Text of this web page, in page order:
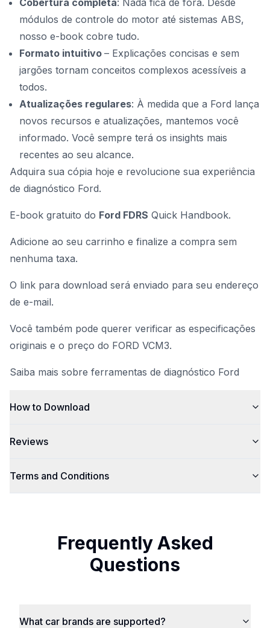
Cobertura completa: Nada fica de fora. Desde
módulos de controle do motor até sistemas ABS,
nosso e-book cobre tudo.
Formato intuitivo – Explicações concisas e sem
jargões tornam conceitos complexos acessíveis a
todos.
Atualizações regulares: À medida que a Ford lança
novos recursos e atualizações, mantemos você
informado. Você sempre terá os insights mais
recentes ao seu alcance.
Adquira sua cópia hoje e revolucione sua experiência
de diagnóstico Ford.
E-book gratuito do Ford FDRS Quick Handbook.
Adicione ao seu carrinho e finalize a compra sem
nenhuma taxa.
O link para download será enviado para seu endereço
de e-mail.
Você também pode querer verificar as especificações
originais e o preço do FORD VCM3.
Saiba mais sobre ferramentas de diagnóstico Ford
How to Download
Reviews
Terms and Conditions
Frequently Asked
Questions
What car brands are supported?